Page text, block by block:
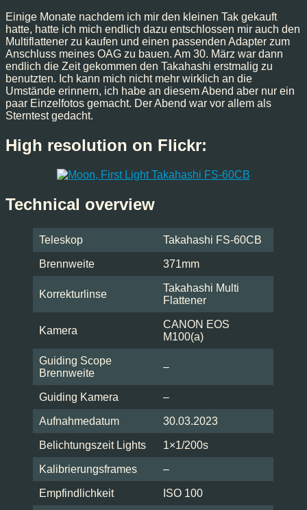
Einige Monate nachdem ich mir den kleinen Tak gekauft
hatte, hatte ich mich endlich dazu entschlossen mir auch den
Multiflattener zu kaufen und einen passenden Adapter zum
Anschluss meines OAG zu bauen. Am 30. März war dann
endlich die Zeit gekommen den Takahashi erstmalig zu
benutzten. Ich kann mich nicht mehr wirklich an die
Umstände erinnern, ich habe an diesem Abend aber nur ein
paar Einzelfotos gemacht. Der Abend war vor allem als
Sterntest gedacht.
High resolution on Flickr:
Technical overview
Teleskop Takahashi FS-60CB
Brennweite 371mm
Korrekturlinse
Takahashi Multi
Flattener
Kamera
CANON EOS
M100(a)
Guiding Scope
Brennweite
–
Guiding Kamera –
Aufnahmedatum 30.03.2023
Belichtungszeit Lights 1×1/200s
Kalibrierungsframes –
Empfindlichkeit ISO 100